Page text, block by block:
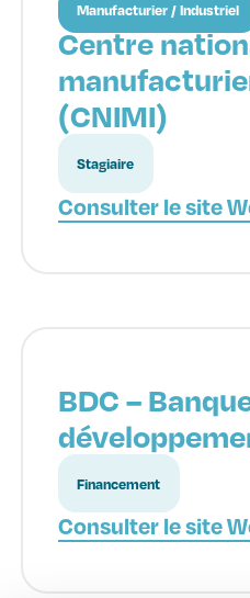
Manufacturier / Industriel
Centre
(CNIMI)
Stagiaire
Consulter le site
BDC –
Financement
Consulter le site